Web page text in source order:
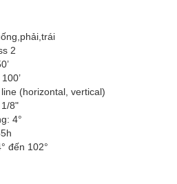
2
(horizontal, vertical)
8"
4°
đến 102°